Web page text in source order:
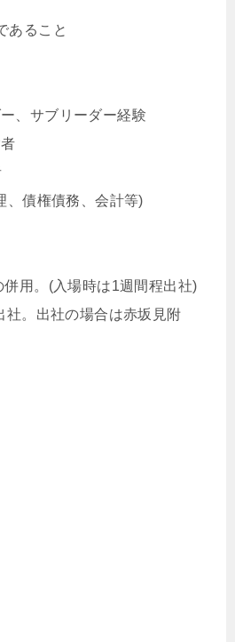
あること
、サブリーダー経験
、債権債務、会計等)
用。(入場時は1週間程出社)
出社の場合は赤坂見附